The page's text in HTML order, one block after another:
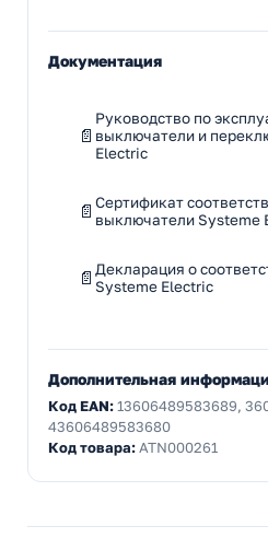
Документация
Руководство по
выключатели и
Electric
Сертификат
выключатели Systeme
Декларация о
Systeme Electric
Дополнительная
Код EAN:13606489583689,
43606489583680
Код товара:ATN000261